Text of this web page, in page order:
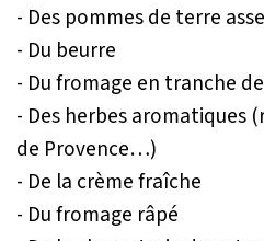
- Des pommes de terre
- Du beurre
- Du fromage en tranche
- Des herbes aromatiques
de Provence…)
- De la crème fraîche
- Du fromage râpé